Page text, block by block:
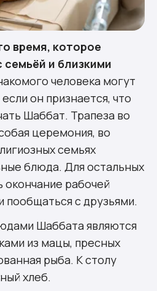
время, которое
и близкими
человека могут
он признается, что
Шаббат. Трапеза во
церемония, во
семьях
блюда. Для остальных
окончание рабочей
пообщаться с друзьями.
Шаббата являются
из мацы, пресных
рыба. К столу
хлеб.